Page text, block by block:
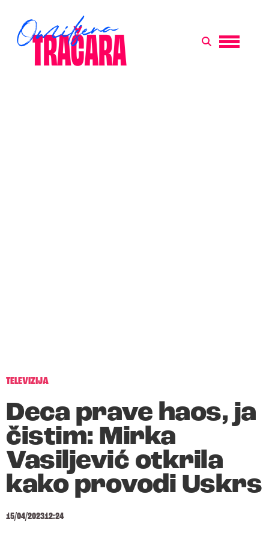
TELEVIZIJA
Deca prave haos, ja
čistim: Mirka
Vasiljević otkrila
kako provodi Uskrs
15/04/202312:24